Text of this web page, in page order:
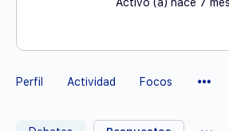
Perfil Actividad Focos